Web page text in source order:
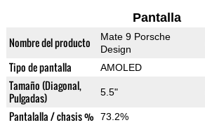
Pantalla
Nombre del producto
Mate 9 Porsche
Design
Tipo de pantalla AMOLED
Tamaño (Diagonal,
Pulgadas)
5.5"
Pantalalla / chasis % 73.2%